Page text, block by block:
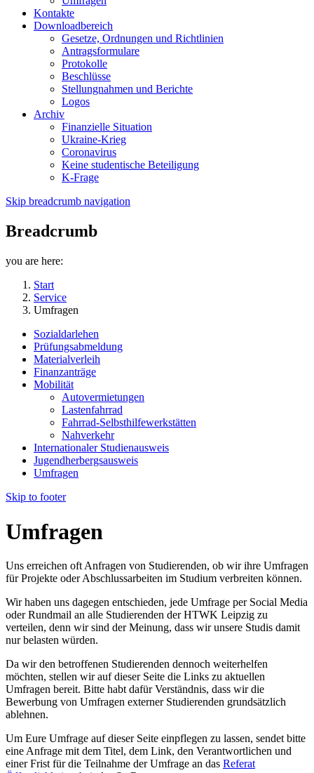
Kontakte
Downloadbereich
Gesetze, Ordnungen und Richtlinien
Antragsformulare
Protokolle
Beschlüsse
Stellungnahmen und Berichte
Logos
Archiv
Finanzielle Situation
Ukraine-Krieg
Coronavirus
Keine studentische Beteiligung
K-Frage
Skip breadcrumb navigation
Breadcrumb
you are here:
Start
Service
Umfragen
Sozialdarlehen
Prüfungsabmeldung
Materialverleih
Finanzanträge
Mobilität
Autovermietungen
Lastenfahrrad
Fahrrad-Selbsthilfewerkstätten
Nahverkehr
Internationaler Studienausweis
Jugendherbergsausweis
Umfragen
Skip to footer
Umfragen
Uns erreichen oft Anfragen von Studierenden, ob wir ihre Umfragen
für Projekte oder Abschlussarbeiten im Studium verbreiten können.
Wir haben uns dagegen entschieden, jede Umfrage per Social Media
oder Rundmail an alle Studierenden der HTWK Leipzig zu
verteilen, denn wir sind der Meinung, dass wir unsere Studis damit
nur belasten würden.
Da wir den betroffenen Studierenden dennoch weiterhelfen
möchten, stellen wir auf dieser Seite die Links zu aktuellen
Umfragen bereit. Bitte habt dafür Verständnis, dass wir die
Bewerbung von Umfragen externer Studierenden grundsätzlich
ablehnen.
Um Eure Umfrage auf dieser Seite einpflegen zu lassen, sendet bitte
eine Anfrage mit dem Titel, dem Link, den Verantwortlichen und
einer Frist für die Teilnahme der Umfrage an das Referat